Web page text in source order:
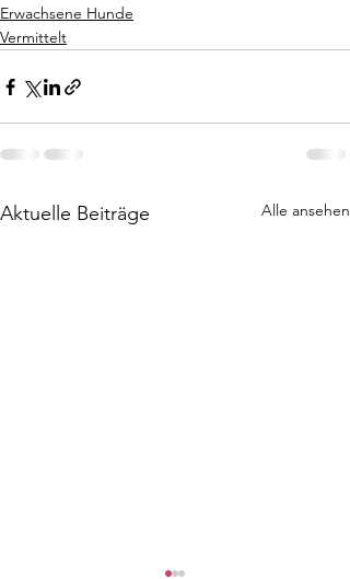
Erwachsene Hunde
Vermittelt
Aktuelle Beiträge Alle ansehen